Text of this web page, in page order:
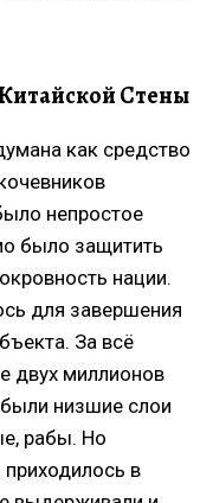
Стены
как средство
непростое
было защитить
нации.
для завершения
За всё
двух миллионов
низшие слои
рабы. Но
в